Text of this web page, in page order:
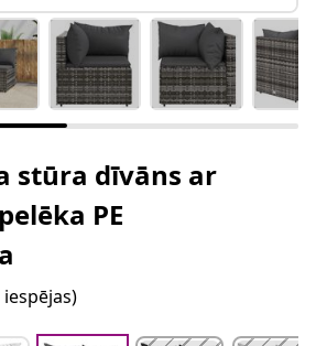
stūra dīvāns ar
PE